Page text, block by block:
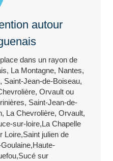
autour
dans un rayon de
La Montagne, Nantes,
Saint-Jean-de-Boiseau,
Orvault ou
Saint-Jean-de-
La Chevrolière, Orvault,
sur-loire,La Chapelle
Loire,Saint julien de
sur